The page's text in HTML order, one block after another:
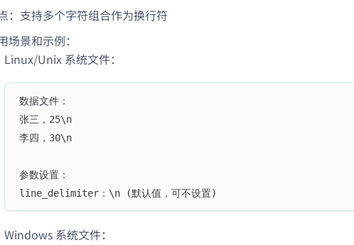
：支持多个字符组合作为换行符
场景和示例：
Linux/Unix 系统文件：
数据文件：
张三，25\n
李四，30\n
参数设置：
line_delimiter：\n (默认值，可不设置)
Windows 系统文件：